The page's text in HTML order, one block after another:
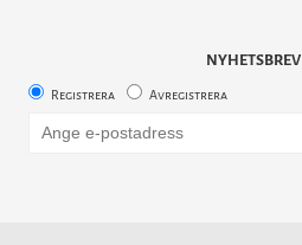
NYHETSBREV
Registrera Avregistrera